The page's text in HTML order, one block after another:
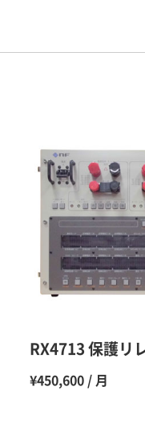
100％（割
RX4713 保護リ
¥450,600 / 月